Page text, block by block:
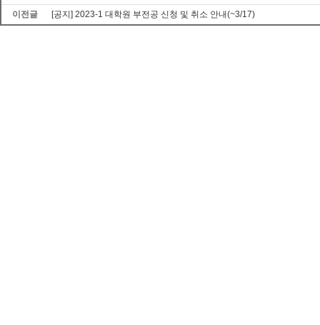
이전글
[공지] 2023-1 대학원 부전공 신청 및 취소 안내(~3/17)